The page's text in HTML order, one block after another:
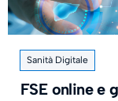
Sanità Digitale
FSE online e